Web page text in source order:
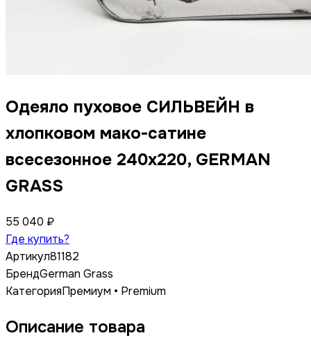
Одеяло пуховое СИЛЬВЕЙН в
хлопковом мако-сатине
всесезонное 240x220, GERMAN
GRASS
55 040 ₽
Где купить?
Артикул81182
БрендGerman Grass
КатегорияПремиум • Premium
Описание товара